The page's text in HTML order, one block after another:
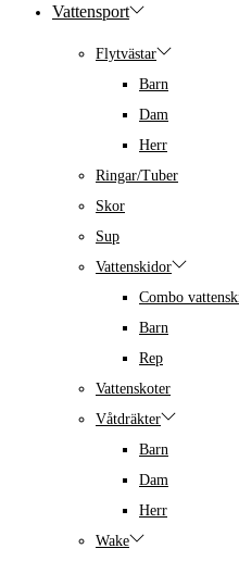
Vattensport
Flytvästar
Barn
Dam
Herr
Ringar/Tuber
Skor
Sup
Vattenskidor
Combo
Barn
Rep
Vattenskoter
Våtdräkter
Barn
Dam
Herr
Wake